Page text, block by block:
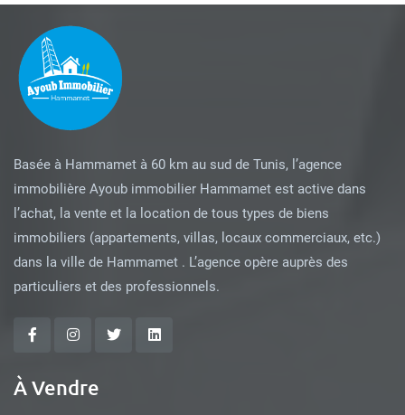
Basée à Hammamet à 60 km au sud de Tunis, l’agence
immobilière Ayoub immobilier Hammamet est active dans
l’achat, la vente et la location de tous types de biens
immobiliers (appartements, villas, locaux commerciaux, etc.)
dans la ville de Hammamet . L’agence opère auprès des
particuliers et des professionnels.
À Vendre